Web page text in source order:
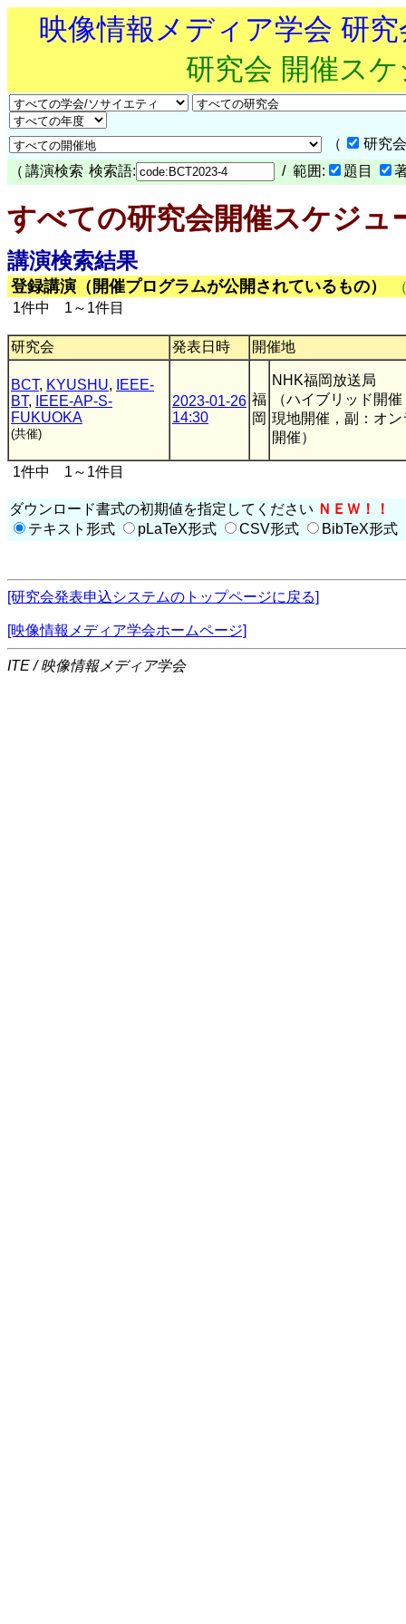
映像情報メディア学会 研
研究会 開催ス
（
研究
（ 講演検索 検索語: / 範囲: 題目
すべての研究会開催スケジュ
講演検索結果
登録講演（開催プログラムが公開されているもの）
1件中 1～1件目
研究会 発表日時 開催地
BCT, KYUSHU,
IEEE-
BT,
IEEE-AP-S-
FUKUOKA
(共催)
2023-01-26
14:30
福
岡
NHK福岡放送局
（ハイブリッド開
現地開催，副：オン
開催）
1件中 1～1件目
ダウンロード書式の初期値を指定してください ＮＥＷ！！
テキスト形式
pLaTeX形式 CSV形式 BibTeX形式
[研究会発表申込システムのトップページに戻る]
[映像情報メディア学会ホームページ]
ITE / 映像情報メディア学会